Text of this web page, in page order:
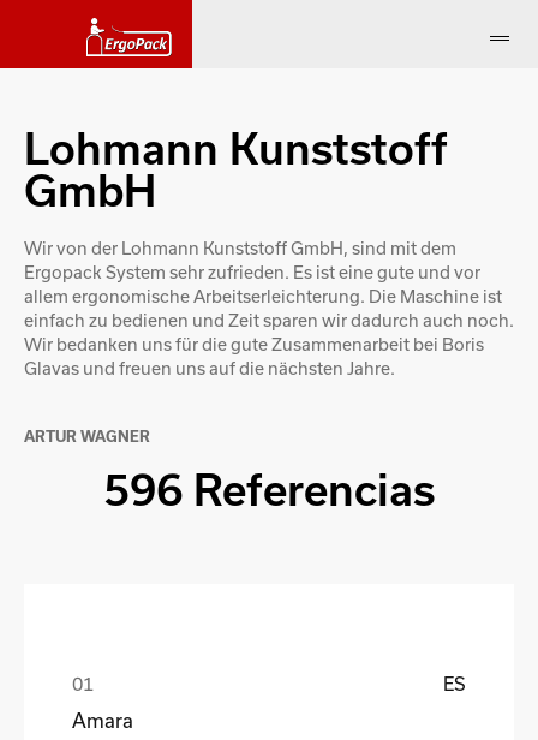
Lohmann Kunststoff
GmbH
Wir von der Lohmann Kunststoff GmbH, sind mit dem
Ergopack System sehr zufrieden. Es ist eine gute und vor
allem ergonomische Arbeitserleichterung. Die Maschine ist
einfach zu bedienen und Zeit sparen wir dadurch auch noch.
Wir bedanken uns für die gute Zusammenarbeit bei Boris
Glavas und freuen uns auf die nächsten Jahre.
ARTUR WAGNER
596 Referencias
ES
Amara